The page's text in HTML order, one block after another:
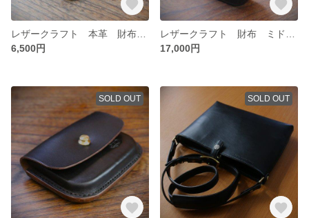
6,500円
17,000円
SOLD OUT SOLD OUT